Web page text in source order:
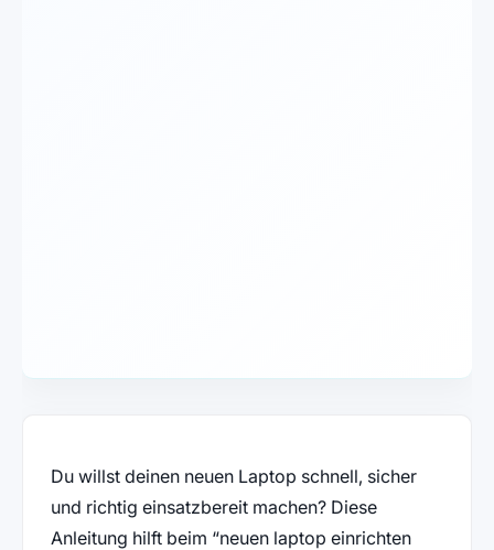
Du willst deinen neuen Laptop schnell, sicher
und richtig einsatzbereit machen? Diese
Anleitung hilft beim “neuen laptop einrichten